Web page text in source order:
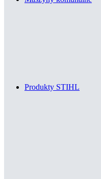
Produkty STIHL